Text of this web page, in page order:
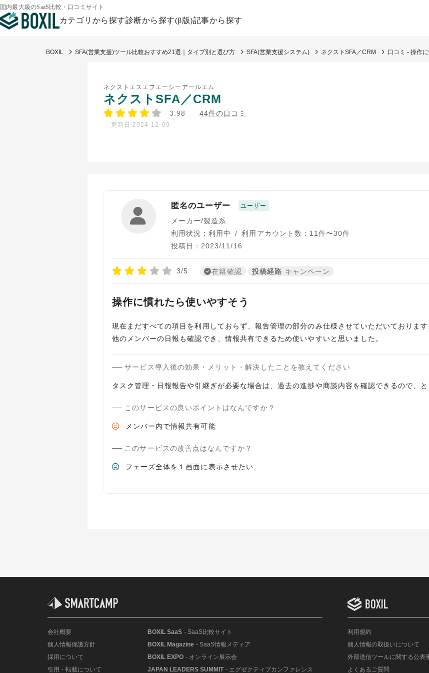
国内最大級のSaaS比較・口コミサイト
カテゴリから探す診断から探す(β版)記事から探す
BOXIL SFA(営業支援)ツール比較おすすめ21選｜タイプ別と選び方 SFA(営業支援システム) ネクストSFA／CRM 口コミ - 操作
ネクストエスエフエーシーアールエム
ネクストSFA／CRM
3.98 44件の口コミ
更新日 2024-12-09
匿名のユーザー ユーザー
メーカー/製造系
利用状況：利用中
/ 利用アカウント数：11件〜30件
投稿日：2023/11/16
3/5 在籍確認 投稿経路 キャンペーン
操作に慣れたら使いやすそう
現在まだすべての項目を利用しておらず、報告管理の部分のみ仕様させていただいております
他のメンバーの日報も確認でき、情報共有できるため使いやすいと思いました。
サービス導入後の効果・メリット・解決したことを教えてください
タスク管理・日報報告や引継ぎが必要な場合は、過去の進捗や商談内容を確認できるので、と
このサービスの良いポイントはなんですか？
メンバー内で情報共有可能
このサービスの改善点はなんですか？
フェーズ全体を１画面に表示させたい
会社概要
個人情報保護方針
採用について
引用・転載について
BOXIL SaaS - SaaS比較サイト
BOXIL Magazine - SaaS情報メディア
BOXIL EXPO - オンライン展示会
JAPAN LEADERS SUMMIT - エグゼクティブカンファレンス
利用規約
個人情報の取扱いについて
外部送信ツールに関する公表
よくあるご質問